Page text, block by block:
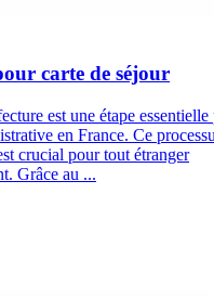
carte de séjour
est une étape essentielle
en France. Ce
crucial pour tout étranger
Grâce au ...